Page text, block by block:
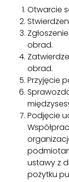
Otwarcie
obrad.
obrad.
Przyjęcie
Podjęcie
ustawy z
pożytku